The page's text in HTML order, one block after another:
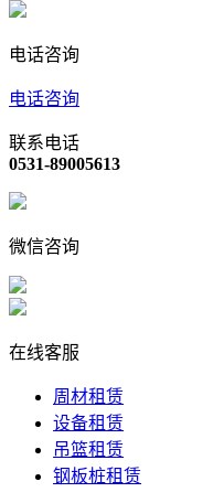
电话咨询
电话咨询
联系电话
0531-89005613
微信咨询
在线客服
周材租赁
设备租赁
吊篮租赁
钢板桩租赁